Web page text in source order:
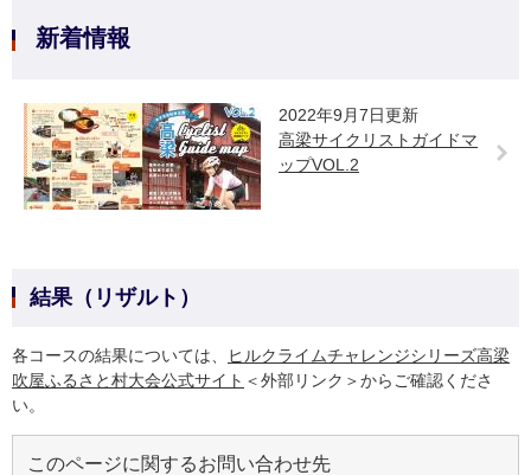
新着情報
2022年9月7日更新
高梁サイクリストガイドマ
ップVOL.2
結果（リザルト）
各コースの結果については、
ヒルクライムチャレンジシリーズ高梁
吹屋ふるさと村大会公式サイト ＜外部リンク＞からご確認くださ
い。
このページに関するお問い合わせ先